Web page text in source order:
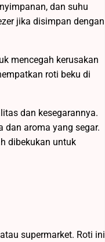
dan suhu
jika disimpan dengan
mencegah kerusakan
roti beku di
dan kesegarannya.
dan aroma yang segar.
dibekukan untuk
supermarket. Roti ini